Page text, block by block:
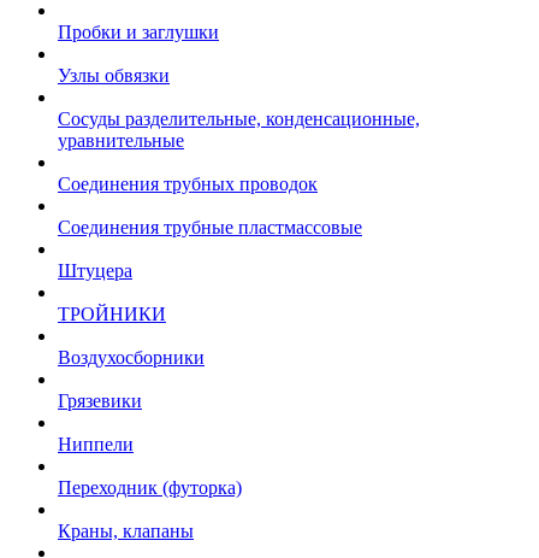
Пробки и заглушки
Узлы обвязки
Сосуды разделительные, конденсационные,
уравнительные
Соединения трубных проводок
Соединения трубные пластмассовые
Штуцера
ТРОЙНИКИ
Воздухосборники
Грязевики
Ниппели
Переходник (футорка)
Краны, клапаны